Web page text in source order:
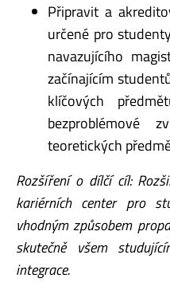
Připravit a
určené pro
navazujícího
začínajícím
klíčových
bezproblémové
teoretických
Rozšíření o dílčí cíl:
kariérních center pro
vhodným způsobem
skutečně všem
integrace.